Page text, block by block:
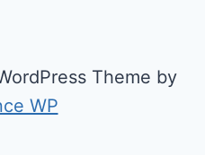
Theme by
WP